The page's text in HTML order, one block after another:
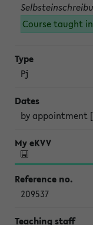
Course taught
Pj
by appointment
209537